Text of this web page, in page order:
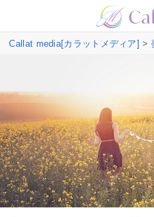
Callat media[カラットメディア] >